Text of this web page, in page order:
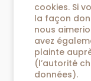
cookies. Si
la façon
nous
avez
plainte
(l’autorité
données).